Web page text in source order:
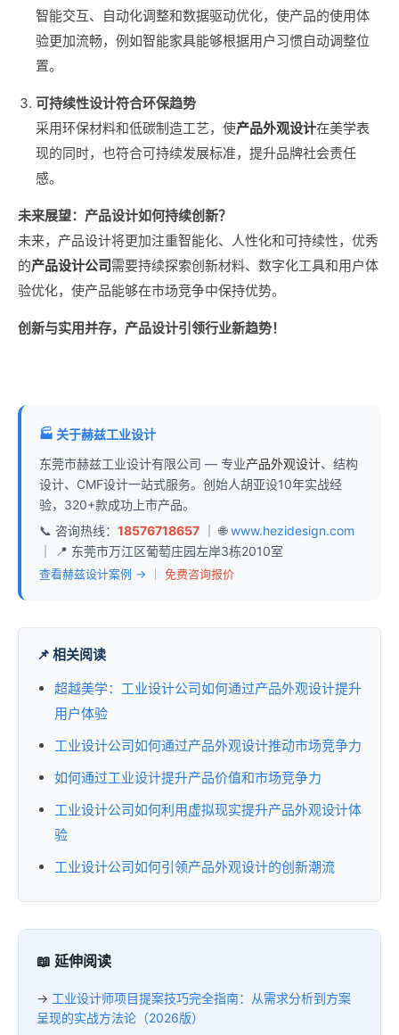
智能交互、自动化调整和数据驱动优化，使产品的使用体
验更加流畅，例如智能家具能够根据用户习惯自动调整位
置。
可持续性设计符合环保趋势
采用环保材料和低碳制造工艺，使产品外观设计在美学表
现的同时，也符合可持续发展标准，提升品牌社会责任
感。
未来展望：产品设计如何持续创新？
未来，产品设计将更加注重智能化、人性化和可持续性，优秀
的产品设计公司需要持续探索创新材料、数字化工具和用户体
验优化，使产品能够在市场竞争中保持优势。
创新与实用并存，产品设计引领行业新趋势！
🏭 关于赫兹工业设计
东莞市赫兹工业设计有限公司 — 专业产品外观设计、结构
设计、CMF设计一站式服务。创始人胡亚设10年实战经
验，320+款成功上市产品。
📞 咨询热线： 18576718657 ｜ 🌐www.hezidesign.com
｜ 📍 东莞市万江区葡萄庄园左岸3栋2010室
查看赫兹设计案例 → 免费咨询报价
📌 相关阅读
超越美学：工业设计公司如何通过产品外观设计提升
用户体验
工业设计公司如何通过产品外观设计推动市场竞争力
如何通过工业设计提升产品价值和市场竞争力
工业设计公司如何利用虚拟现实提升产品外观设计体
验
工业设计公司如何引领产品外观设计的创新潮流
📖 延伸阅读
→ 工业设计师项目提案技巧完全指南：从需求分析到方案
呈现的实战方法论（2026版）